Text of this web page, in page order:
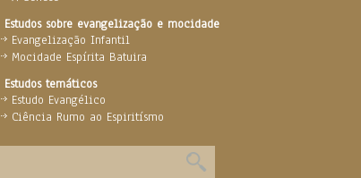
Estudos sobre evangelização e mocidade
Evangelização Infantil
Mocidade Espírita Batuira
Estudos temáticos
Estudo Evangélico
Ciência Rumo ao Espiritísmo